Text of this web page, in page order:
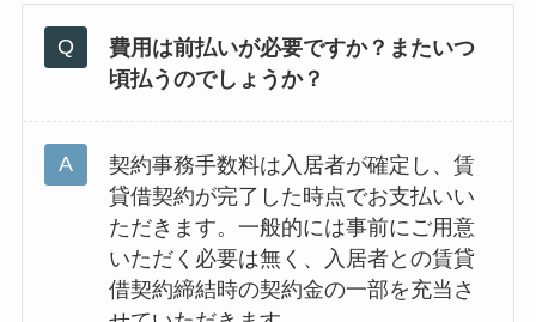
費用は前払いが必要ですか？またいつ
頃払うのでしょうか？
契約事務手数料は入居者が確定し、賃
貸借契約が完了した時点でお支払いい
ただきます。一般的には事前にご用意
いただく必要は無く、入居者との賃貸
借契約締結時の契約金の一部を充当さ